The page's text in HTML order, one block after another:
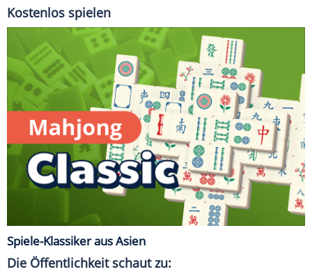
Kostenlos spielen
Spiele-Klassiker aus Asien
Die Öffentlichkeit schaut zu: